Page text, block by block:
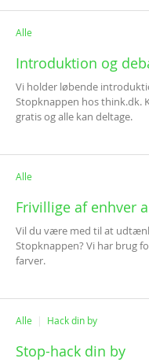
Alle
Introduktion og
Vi holder løbende
Stopknappen hos think.dk.
gratis og alle kan deltage.
Alle
Frivillige af enhver
Vil du være med til at
Stopknappen? Vi har brug
farver.
Alle Hack din by
Stop-hack din by